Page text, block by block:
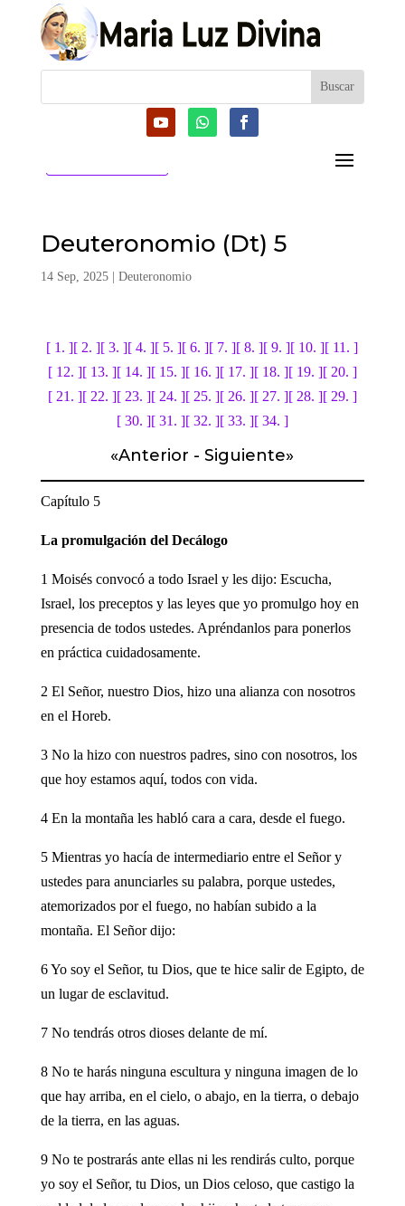
Deuteronomio (Dt) 5
14 Sep, 2025| Deuteronomio
[ 1. ][ 2. ][ 3. ][ 4. ][ 5. ][ 6. ][ 7. ][ 8. ][ 9. ][ 10. ][ 11. ]
[ 12. ][ 13. ][ 14. ][ 15. ][ 16. ][ 17. ][ 18. ][ 19. ][ 20. ]
[ 21. ][ 22. ][ 23. ][ 24. ][ 25. ][ 26. ][ 27. ][ 28. ][ 29. ]
[ 30. ][ 31. ][ 32. ][ 33. ][ 34. ]
«Anterior -Siguiente»
Capítulo 5
La promulgación del Decálogo
1 Moisés convocó a todo Israel y les dijo: Escucha,
Israel, los preceptos y las leyes que yo promulgo hoy en
presencia de todos ustedes. Apréndanlos para ponerlos
en práctica cuidadosamente.
2 El Señor, nuestro Dios, hizo una alianza con nosotros
en el Horeb.
3 No la hizo con nuestros padres, sino con nosotros, los
que hoy estamos aquí, todos con vida.
4 En la montaña les habló cara a cara, desde el fuego.
5 Mientras yo hacía de intermediario entre el Señor y
ustedes para anunciarles su palabra, porque ustedes,
atemorizados por el fuego, no habían subido a la
montaña. El Señor dijo:
6 Yo soy el Señor, tu Dios, que te hice salir de Egipto, de
un lugar de esclavitud.
7 No tendrás otros dioses delante de mí.
8 No te harás ninguna escultura y ninguna imagen de lo
que hay arriba, en el cielo, o abajo, en la tierra, o debajo
de la tierra, en las aguas.
9 No te postrarás ante ellas ni les rendirás culto, porque
yo soy el Señor, tu Dios, un Dios celoso, que castigo la